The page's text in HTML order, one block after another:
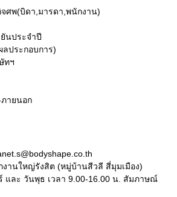
ศพ(บิดา,มารดา,พนักงาน)
นประจำปี
ประกอบการ)
ทฯ
ายนอก
งานใหญ่รังสิต (หมู่บ้านสีวลี สี่มุมเมือง)
และ วันพุธ เวลา 9.00-16.00 น. สัมภาษณ์